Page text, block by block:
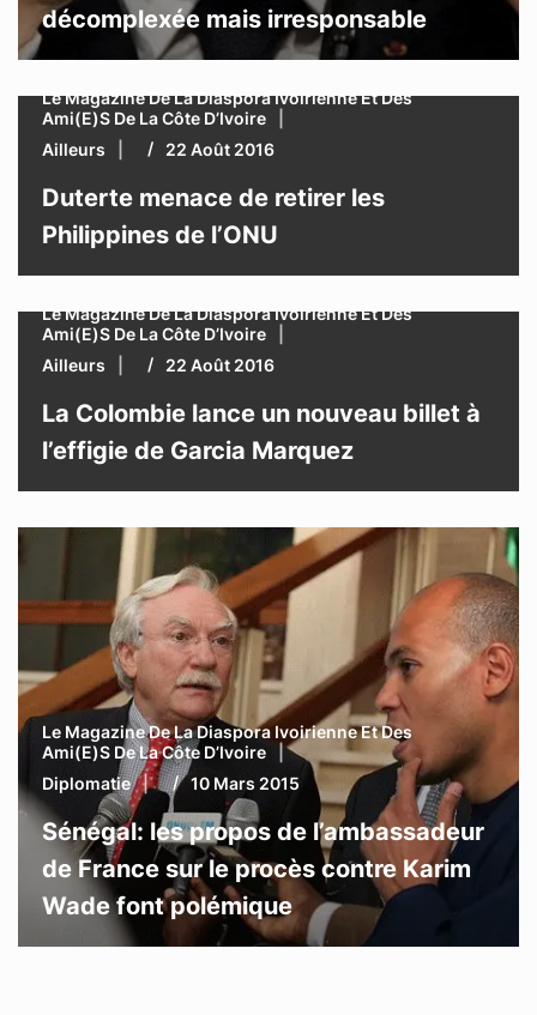
décomplexée mais irresponsable
Le Magazine De La Diaspora Ivoirienne Et Des
Ami(e)s De La Côte D’Ivoire
Ailleurs
22 Août 2016
Duterte menace de retirer les
Philippines de l’ONU
Le Magazine De La Diaspora Ivoirienne Et Des
Ami(e)s De La Côte D’Ivoire
Ailleurs
22 Août 2016
La Colombie lance un nouveau billet à
l’effigie de Garcia Marquez
Le Magazine De La Diaspora Ivoirienne Et Des
Ami(e)s De La Côte D’Ivoire
Diplomatie
10 Mars 2015
Sénégal: les propos de l’ambassadeur
de France sur le procès contre Karim
Wade font polémique